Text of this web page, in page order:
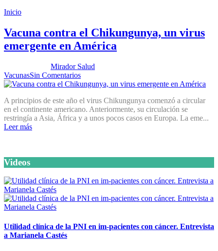
Inicio
Vacuna contra el Chikungunya, un virus
emergente en América
Mirador Salud
VacunasSin Comentarios
A principios de este año el virus Chikungunya comenzó a circular
en el continente americano. Anteriormente, su circulación se
restringía a Asia, África y a unos pocos casos en Europa. La eme...
Leer más
Videos
Utilidad clínica de la PNI en im-pacientes con cáncer. Entrevista
a Marianela Castés